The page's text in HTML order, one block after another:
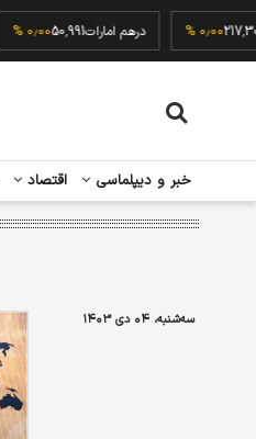
یورو217,300۰٫۰۰ % درهم امارات50,991۰٫۰۰ %
خبر و دیپلماسی اقتصاد
سه‌شنبه، ۰۴ دی ۱۴۰۳